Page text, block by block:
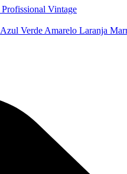
Profissional Vintage
Azul Verde Amarelo Laranja